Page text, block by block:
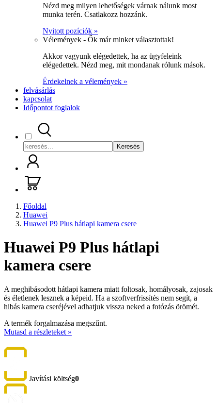
Nézd meg milyen lehetőségek várnak nálunk most
munka terén. Csatlakozz hozzánk.
Nyitott pozíciók »
Vélemények - Ők már minket választottak!
Akkor vagyunk elégedettek, ha az ügyfeleink
elégedettek. Nézd meg, mit mondanak rólunk mások.
Érdekelnek a vélemények »
felvásárlás
kapcsolat
Időpontot foglalok
Keresés
Főoldal
Huawei
Huawei P9 Plus hátlapi kamera csere
Huawei P9 Plus hátlapi
kamera csere
A meghibásodott hátlapi kamera miatt foltosak, homályosak, zajosak
és életlenek lesznek a képeid. Ha a szoftverfrissítés nem segít, a
hibás kamera cseréjével adhatjuk vissza neked a fotózás örömét.
A termék forgalmazása megszűnt.
Mutasd a részleteket »
Javítási költség0